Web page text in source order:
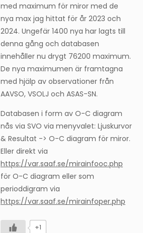
med maximum för miror med de
nya max jag hittat för år 2023 och
2024. Ungefär 1400 nya har lagts till
denna gång och databasen
innehåller nu drygt 76200 maximum.
De nya maximumen är framtagna
med hjälp av observationer från
AAVSO, VSOLJ och ASAS-SN.
Databasen i form av O-C diagram
nås via SVO via menyvalet: Ljuskurvor
& Resultat -> O-C diagram för miror.
Eller direkt via
https://var.saaf.se/mirainfooc.php
för O-C diagram eller som
perioddigram via
https://var.saaf.se/mirainfoper.php
+1